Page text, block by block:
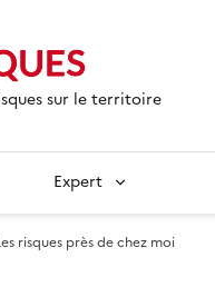
sur le territoire
Expert
risques près de chez moi